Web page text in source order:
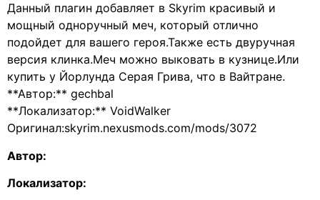
Данный плагин добавляет в Skyrim красивый и
мощный одноручный меч, который отлично
подойдет для вашего героя.Также есть двуручная
версия клинка.Меч можно выковать в кузнице.Или
купить у Йорлунда Серая Грива, что в Вайтране.
**Автор:** gechbal
**Локализатор:** VoidWalker
Оригинал:skyrim.nexusmods.com/mods/3072
Автор:
Локализатор: